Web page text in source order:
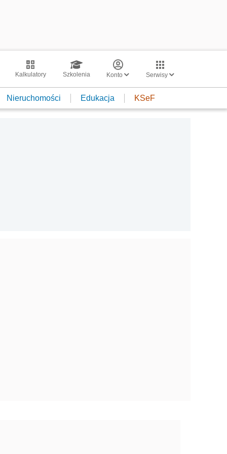
Kalkulatory Szkolenia Konto Serwisy
Nieruchomości Edukacja KSeF